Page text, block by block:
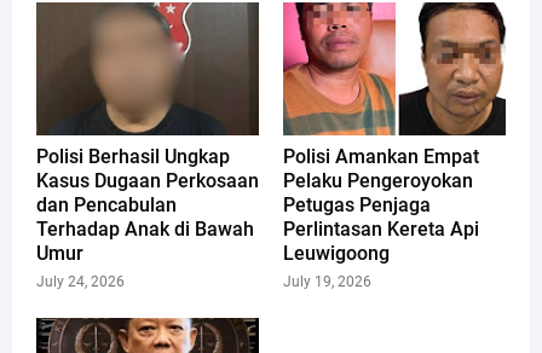
Polisi Berhasil Ungkap
Kasus Dugaan Perkosaan
dan Pencabulan
Terhadap Anak di Bawah
Umur
July 24, 2026
Polisi Amankan Empat
Pelaku Pengeroyokan
Petugas Penjaga
Perlintasan Kereta Api
Leuwigoong
July 19, 2026